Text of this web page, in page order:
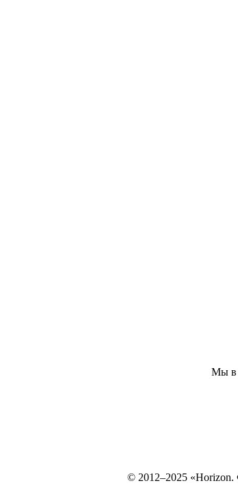
Мы в
© 2012–2025 «Horizon.